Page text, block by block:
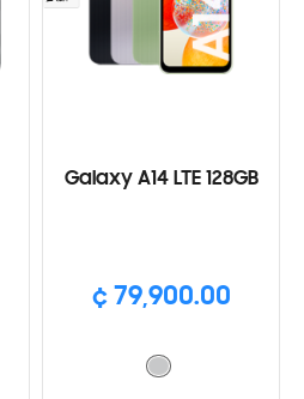
Galaxy A14 LTE 128GB
¢ 79,900.00